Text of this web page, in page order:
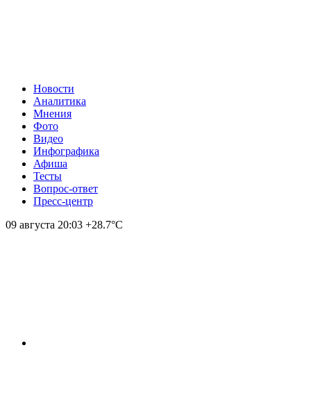
Новости
Аналитика
Мнения
Фото
Видео
Инфографика
Афиша
Тесты
Вопрос-ответ
Пресс-центр
09 августа 20:03 +28.7°С